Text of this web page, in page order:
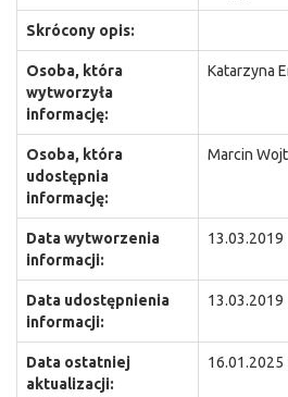
Skrócony opis:
Osoba, która
wytworzyła
informację:
Katarzyna
Osoba, która
udostępnia
informację:
Marcin
Data wytworzenia
informacji:
13.03.2019
Data udostępnienia
informacji:
13.03.2019
Data ostatniej
aktualizacji:
16.01.2025